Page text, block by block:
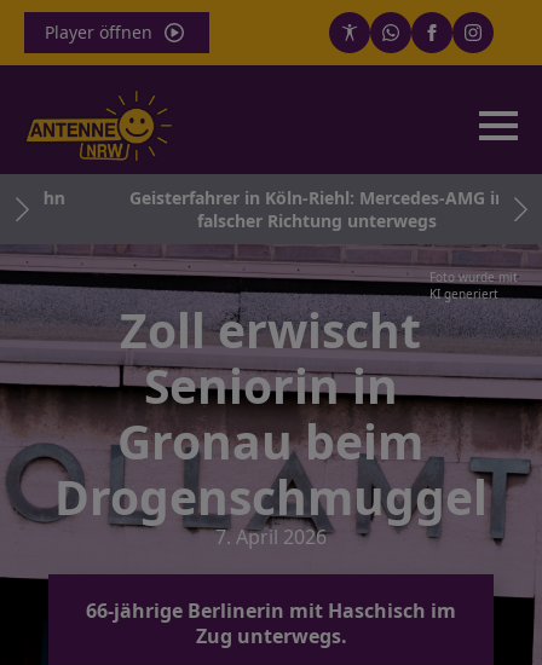
Player öffnen
Geisterfahrer in Köln-Riehl: Mercedes-AMG in
falscher Richtung unterwegs
Foto wurde mit
KI generiert
Zoll erwischt
Seniorin in
Gronau beim
Drogenschmuggel
7. April 2026
66-jährige Berlinerin mit Haschisch im
Zug unterwegs.